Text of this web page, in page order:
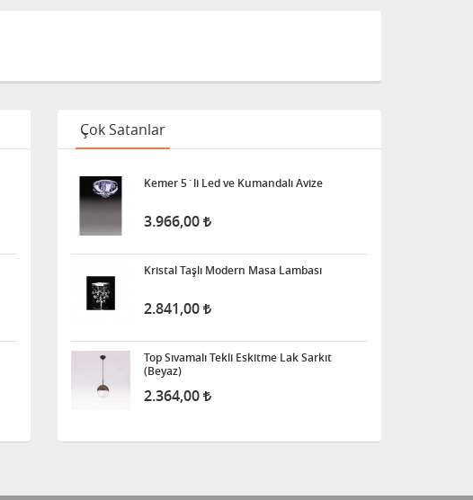
Çok Satanlar
Kemer 5´li Led ve Kumandalı Avize
3.966,00
Kristal Taşlı Modern Masa Lambası
2.841,00
Top Sıvamalı Tekli Eskitme Lak Sarkıt
(Beyaz)
2.364,00